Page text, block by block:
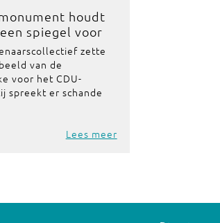
houdt
spiegel voor
zette
van de
voor het CDU-
spreekt er schande
Lees meer